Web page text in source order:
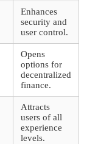
Enhances
security and
user control.
Opens
options for
decentralized
finance.
Attracts
users of all
experience
levels.